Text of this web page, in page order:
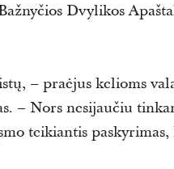
Dvylikos
– praėjus kelioms
– Nors nesijaučiu
teikiantis